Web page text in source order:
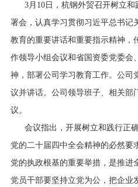
煤焦板块
公司动态
行业资讯
联系我们
About Us
3月10日，杭钢外贸召开树立和
署会，认真学习贯彻习近平总书记
教育的重要讲话和重要指示精神，
作领导小组会议和省国资委党委会
神，部署公司学习教育工作。公司
议并讲话。公司领导班子、相关部
议。
会议指出，开展树立和践行正
党的二十届四中全会精神的必然要
党的执政根基的重要举措，是推进
党员干部要坚持立党为公，把企业